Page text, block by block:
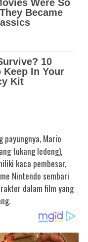
payungnya, Mario
tukang ledeng),
kaca pembesar,
Nintendo sembari
dalam film yang